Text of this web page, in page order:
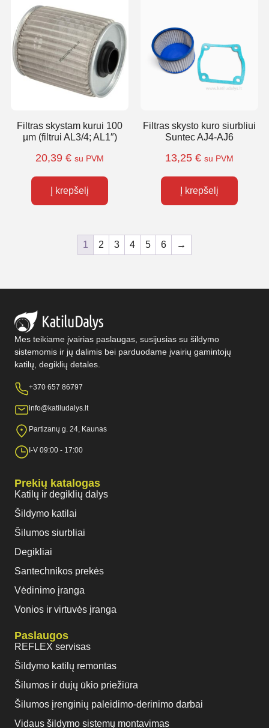
Filtras skystam kurui 100
µm (filtrui AL3/4; AL1″)
20,39 € su PVM
Į krepšelį
Filtras skysto kuro siurbliui
Suntec AJ4-AJ6
13,25 € su PVM
Į krepšelį
1 2 3 4 5 6 →
Mes teikiame įvairias paslaugas, susijusias su šildymo
sistemomis ir jų dalimis bei parduodame įvairių gamintojų
katilų, degiklių detales.
+370 657 86797
info@katiludalys.lt
Partizanų g. 24, Kaunas
I-V 09:00 - 17:00
Prekių katalogas
Katilų ir degiklių dalys
Šildymo katilai
Šilumos siurbliai
Degikliai
Santechnikos prekės
Vėdinimo įranga
Vonios ir virtuvės įranga
Paslaugos
REFLEX servisas
Šildymo katilų remontas
Šilumos ir dujų ūkio priežiūra
Šilumos įrenginių paleidimo-derinimo darbai
Vidaus šildymo sistemų montavimas